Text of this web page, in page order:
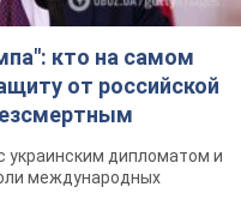
кто на самом
от российской
украинским дипломатом и
международных